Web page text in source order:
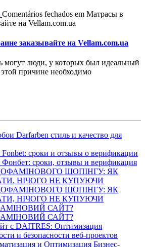
Comentários fechados em Матрасы в
на Vellam.com.ua
заказывайте на Vellam.com.ua
могут люди, у которых был идеальный
причине необходимо
Darfarben стиль и качество для
Fonbet: сроки и отзывы о верификации
Фонбет: сроки, отзывы и верификация
ШОПІНГУ: ЯК
НІЧОГО НЕ КУПУЮЧИ
ШОПІНГУ: ЯК
НІЧОГО НЕ КУПУЮЧИ
САЙТ?
САЙТ?
с DAITRES: Оптимизация
и безопасности веб-проектов
и Оптимизация Бизнес-